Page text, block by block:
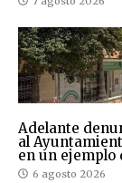
Adelante
al
en un ejemplo
6 agosto 2026